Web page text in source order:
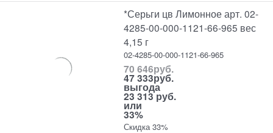
*Серьги цв Лимонное арт. 02-
4285-00-000-1121-66-965 вес
4,15 г
02-4285-00-000-1121-66-965
70 646руб.
47 333руб.
выгода
23 313 руб.
или
33%
Скидка 33%